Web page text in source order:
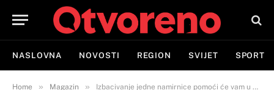
NASLOVNA NOVOSTI REGION SVIJET SPORT
Home » Magazin » Izbacivanje jedne namirnice pomoći će vam u gubitku sala sa stomaka